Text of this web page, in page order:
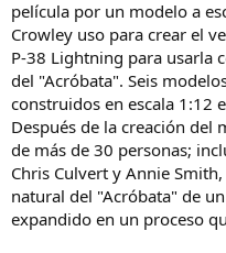
película por un modelo a
Crowley uso para crear el
P-38 Lightning para usarla
del "Acróbata". Seis
construidos en escala 1:12
Después de la creación del
de más de 30 personas;
Chris Culvert y Annie
natural del "Acróbata" de
expandido en un proceso